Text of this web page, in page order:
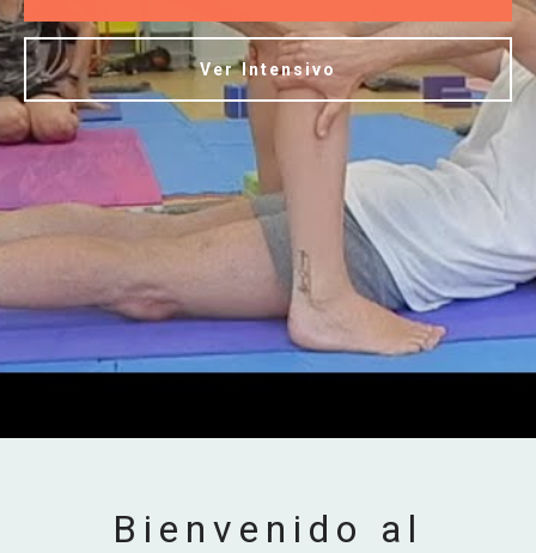
Ver Intensivo
Bienvenido al